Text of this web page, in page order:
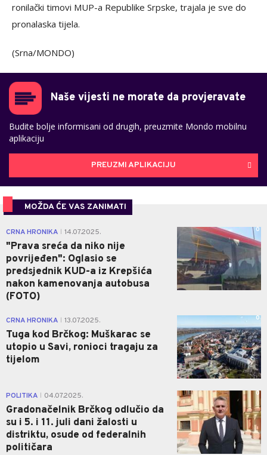
ronilački timovi MUP-a Republike Srpske, trajala je sve do
pronalaska tijela.
(Srna/MONDO)
Naše vijesti ne morate da provjeravate
Budite bolje informisani od drugih, preuzmite Mondo mobilnu
aplikaciju
PREUZMI APLIKACIJU
MOŽDA ĆE VAS ZANIMATI
CRNA HRONIKA 14.07.2025.
"Prava sreća da niko nije
povrijeđen": Oglasio se
predsjednik KUD-a iz Krepšića
nakon kamenovanja autobusa
(FOTO)
0
CRNA HRONIKA 13.07.2025.
Tuga kod Brčkog: Muškarac se
utopio u Savi, ronioci tragaju za
tijelom
0
POLITIKA 04.07.2025.
Gradonačelnik Brčkog odlučio da
su i 5. i 11. juli dani žalosti u
distriktu, osude od federalnih
političara
0